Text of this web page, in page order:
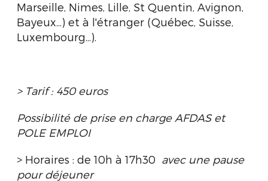
Marseille, Nimes, Lille, St Quentin, Avignon,
Bayeux...) et à l'étranger (Québec, Suisse,
Luxembourg...).
> Tarif : 450 euros
Possibilité de prise en charge AFDAS et
POLE EMPLOI
> Horaires : de 10h à 17h30 avec une pause
pour déjeuner